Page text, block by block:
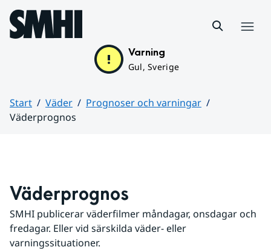
Hoppa till sidans innehåll
Varning
Gul, Sverige
Start Väder
Prognoser och varningar
Väderprognos
Väderprognos
SMHI publicerar väderfilmer måndagar, onsdagar och
fredagar. Eller vid särskilda väder- eller
varningssituationer.